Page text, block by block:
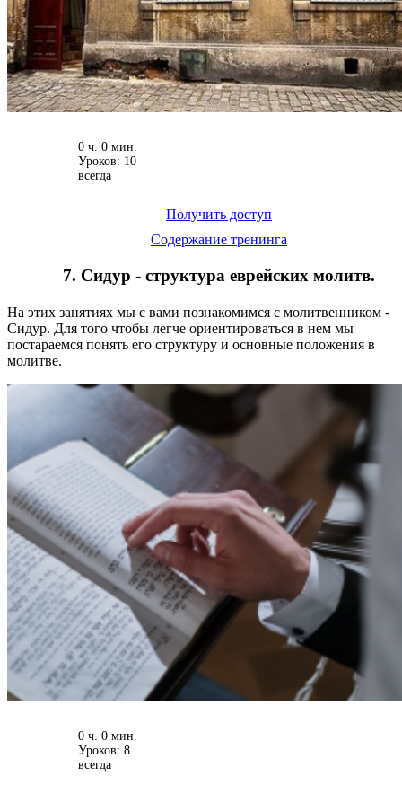
0 ч. 0 мин.
Уроков: 10
всегда
Получить доступ
Содержание тренинга
7. Сидур - структура еврейских молитв.
На этих занятиях мы с вами познакомимся с молитвенником -
Сидур. Для того чтобы легче ориентироваться в нем мы
постараемся понять его структуру и основные положения в
молитве.
0 ч. 0 мин.
Уроков: 8
всегда